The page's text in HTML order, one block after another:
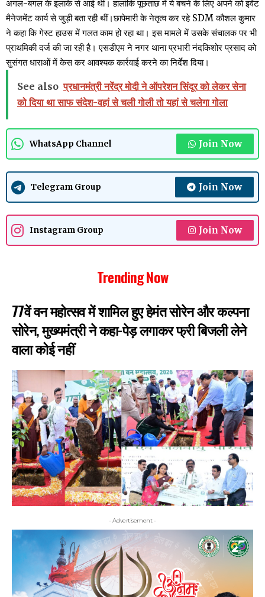
अगल-बगल के इलाके से आई थीं। हालांकि पूछताछ में ये बचने के लिए अपने को इवेंट
मैनेजमेंट कार्य से जुड़ी बता रही थीं।छापेमारी के नेतृत्व कर रहे SDM कौशल कुमार
ने कहा कि गेस्ट हाउस में गलत काम हो रहा था। इस मामले में उसके संचालक पर भी
प्राथमिकी दर्ज की जा रही है। एसडीएम ने नगर थाना प्रभारी नंदकिशोर प्रसाद को
सुसंगत धाराओं में केस कर आवश्यक कार्रवाई करने का निर्देश दिया।
See also प्रधानमंत्री नरेंद्र मोदी ने ऑपरेशन सिंदूर को लेकर सेना
को दिया था साफ संदेश-वहां से चली गोली तो यहां से चलेगा गोला
WhatsApp Channel Join Now
Telegram Group Join Now
Instagram Group Join Now
Trending Now
77वें वन महोत्सव में शामिल हुए हेमंत सोरेन और कल्पना
सोरेन, मुख्यमंत्री ने कहा-पेड़ लगाकर फ्री बिजली लेने
वाला कोई नहीं
- Advertisement -